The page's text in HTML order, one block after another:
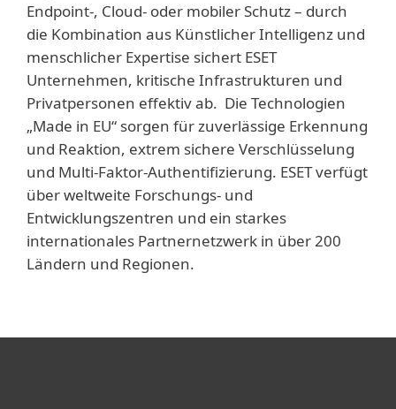
Endpoint-, Cloud- oder mobiler Schutz – durch
die Kombination aus Künstlicher Intelligenz und
menschlicher Expertise sichert ESET
Unternehmen, kritische Infrastrukturen und
Privatpersonen effektiv ab. Die Technologien
„Made in EU“ sorgen für zuverlässige Erkennung
und Reaktion, extrem sichere Verschlüsselung
und Multi-Faktor-Authentifizierung. ESET verfügt
über weltweite Forschungs- und
Entwicklungszentren und ein starkes
internationales Partnernetzwerk in über 200
Ländern und Regionen.